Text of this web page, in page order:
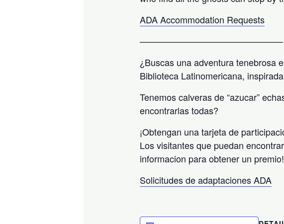
ADA Accommodation Requests
————————————————
¿Buscas una adventura tenebrosa
Biblioteca Latinomericana,
Tenemos calveras de “azucar”
encontrarlas todas?
¡Obtengan una tarjeta de
Los visitantes que puedan
informacion para obtener un premio!
Solicitudes de adaptaciones ADA